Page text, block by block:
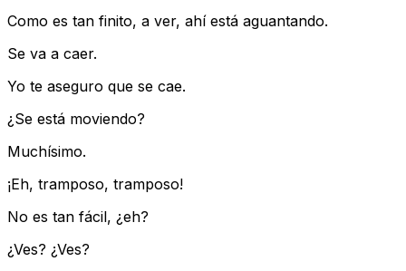
Como es tan finito, a ver, ahí está aguantando.
Se va a caer.
Yo te aseguro que se cae.
¿Se está moviendo?
Muchísimo.
¡Eh, tramposo, tramposo!
No es tan fácil, ¿eh?
¿Ves? ¿Ves?